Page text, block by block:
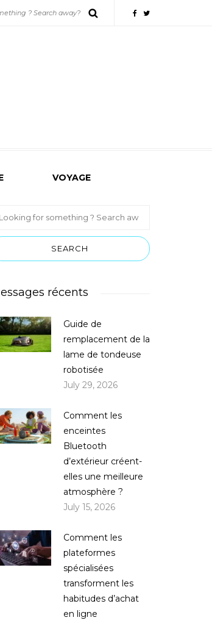
VOYAGE
récents
Guide de
remplacement de la
lame de tondeuse
robotisée
July 29, 2026
Comment les
enceintes
Bluetooth
d’extérieur créent-
elles une meilleure
atmosphère ?
July 15, 2026
Comment les
plateformes
spécialisées
transforment les
habitudes d’achat
en ligne